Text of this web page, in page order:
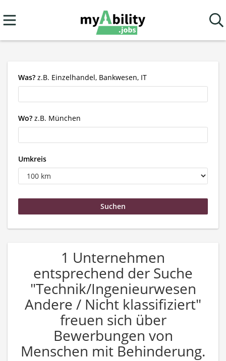
Was? z.B. Einzelhandel, Bankwesen, IT
Wo? z.B. München
Umkreis
1 Unternehmen
entsprechend der Suche
"Technik/Ingenieurwesen
Andere / Nicht klassifiziert"
freuen sich über
Bewerbungen von
Menschen mit Behinderung.